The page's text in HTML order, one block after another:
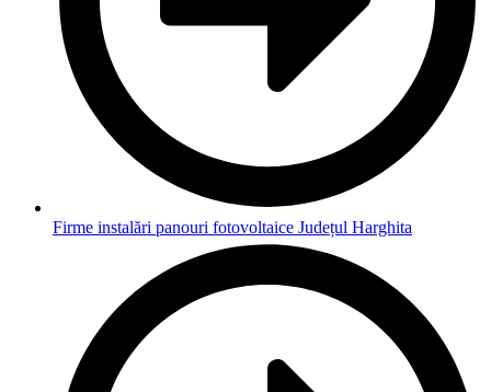
Firme instalări panouri fotovoltaice Județul Harghita